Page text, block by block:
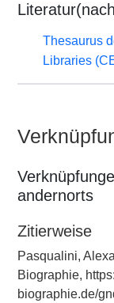
Thesaurus
Libraries
andernorts
Zitierweise
Pasqualini,
Biographie,
biographie.de/